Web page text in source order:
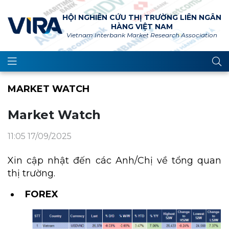
HỘI NGHIÊN CỨU THỊ TRƯỜNG LIÊN NGÂN
HÀNG VIỆT NAM
Vietnam Interbank Market Research Association
MARKET WATCH
Market Watch
11:05 17/09/2025
Xin cập nhật đến các Anh/Chị về tổng quan
thị trường.
FOREX